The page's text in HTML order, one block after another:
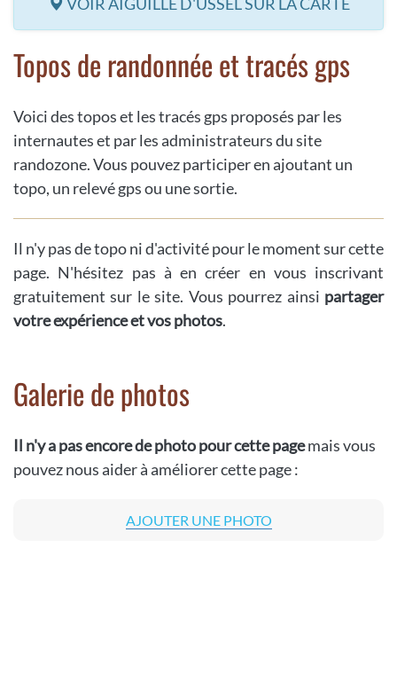
Topos de randonnée et tracés gps
Voici des topos et les tracés gps proposés par les
internautes et par les administrateurs du site
randozone. Vous pouvez participer en ajoutant un
topo, un relevé gps ou une sortie.
Il n'y pas de topo ni d'activité pour le moment sur cette
page. N'hésitez pas à en créer en vous inscrivant
gratuitement sur le site. Vous pourrez ainsi partager
votre expérience et vos photos.
Galerie de photos
Il n'y a pas encore de photo pour cette pagemais vous
pouvez nous aider à améliorer cette page :
AJOUTER UNE PHOTO